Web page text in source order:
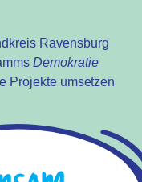
Ravensburg
Demokratie
Projekte umsetzen